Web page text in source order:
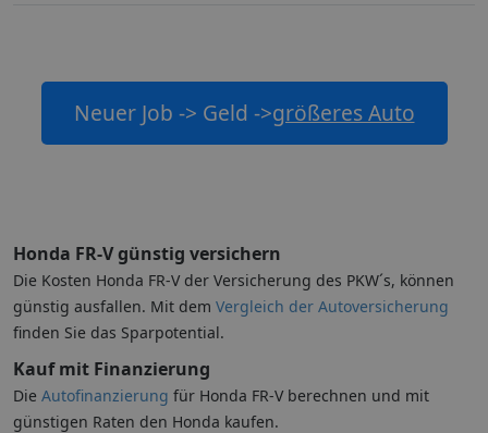
Neuer Job -> Geld ->größeres Auto
Honda FR-V günstig versichern
Die Kosten Honda FR-V der Versicherung des PKW´s, können
günstig ausfallen. Mit dem Vergleich der Autoversicherung
finden Sie das Sparpotential.
Kauf mit Finanzierung
Die Autofinanzierung für Honda FR-V berechnen und mit
günstigen Raten den Honda kaufen.